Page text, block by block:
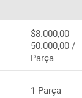
$8.000,00-
50.000,00 /
Parça
1 Parça